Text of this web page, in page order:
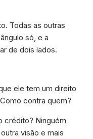
Todas as outras
só, e a
de dois lados.
ele tem um direito
contra quem?
crédito? Ninguém
visão e mais